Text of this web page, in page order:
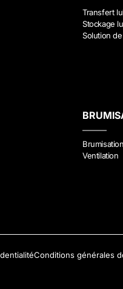
Transfert
Stockage
Solution
Brumisation
Ventilation
Conditions générales